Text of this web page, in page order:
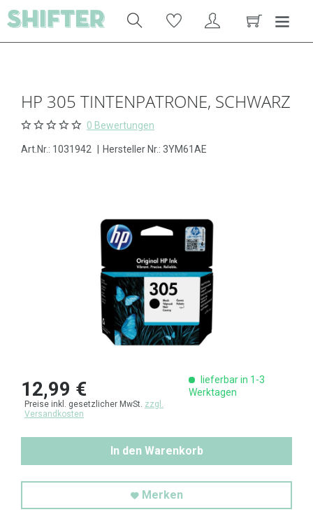
HP 305 TINTENPATRONE, SCHWARZ
0 Bewertungen
Art.Nr.: 1031942 Hersteller Nr.: 3YM61AE
12,99 €
Preise inkl. gesetzlicher MwSt. zzgl.
Versandkosten
lieferbar in 1-3
Werktagen
In den Warenkorb
Merken